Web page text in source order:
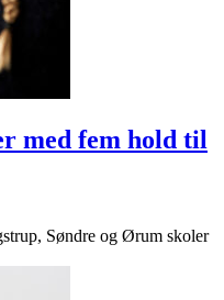
med fem hold til
Søndre og Ørum skoler